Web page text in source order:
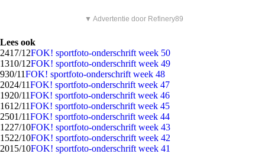
▼ Advertentie door Refinery89
Lees ook
2417/12FOK! sportfoto-onderschrift week 50
1310/12FOK! sportfoto-onderschrift week 49
930/11FOK! sportfoto-onderschrift week 48
2024/11FOK! sportfoto-onderschrift week 47
1920/11FOK! sportfoto-onderschrift week 46
1612/11FOK! sportfoto-onderschrift week 45
2501/11FOK! sportfoto-onderschrift week 44
1227/10FOK! sportfoto-onderschrift week 43
1522/10FOK! sportfoto-onderschrift week 42
2015/10FOK! sportfoto-onderschrift week 41